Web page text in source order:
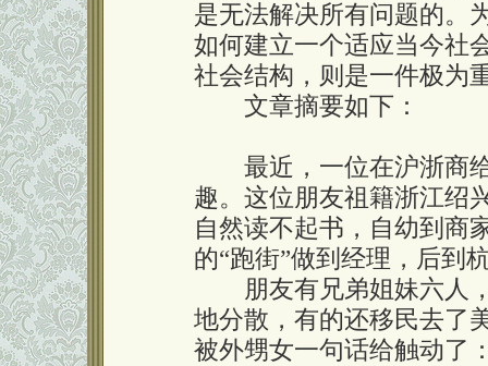
是无法解决所有问题的。
如何建立一个适应当今社
社会结构，则是一件极为
文章摘要如下：
最近，一位在沪浙商给
趣。这位朋友祖籍浙江绍
自然读不起书，自幼到商
的“跑街”做到经理，后到
朋友有兄弟姐妹六人，
地分散，有的还移民去了
被外甥女一句话给触动了